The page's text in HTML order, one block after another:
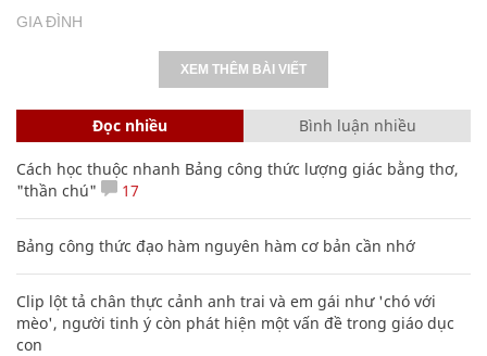
GIA ĐÌNH
XEM THÊM BÀI VIẾT
Đọc nhiều Bình luận nhiều
Cách học thuộc nhanh Bảng công thức lượng giác bằng thơ,
"thần chú"
17
Bảng công thức đạo hàm nguyên hàm cơ bản cần nhớ
Clip lột tả chân thực cảnh anh trai và em gái như 'chó với
mèo', người tinh ý còn phát hiện một vấn đề trong giáo dục
con